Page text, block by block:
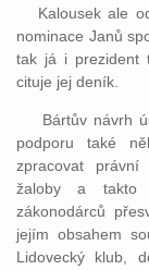
Kalousek ale
nominace Janů
tak já i prezident
cituje jej deník.
Bártův návrh
podporu také
zpracovat
žaloby a takto
zákonodárců
jejím obsahem
Lidovecký klub,